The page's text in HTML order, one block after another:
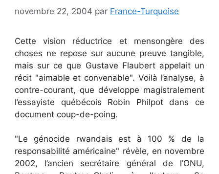
novembre 22, 2004 par France-Turquoise
Cette vision réductrice et mensongère des
choses ne repose sur aucune preuve tangible,
mais sur ce que Gustave Flaubert appelait un
récit "aimable et convenable". Voilà l’analyse, à
contre-courant, que développe magistralement
l’essayiste québécois Robin Philpot dans ce
document coup-de-poing.
"Le génocide rwandais est à 100 % de la
responsabilité américaine" révèle, en novembre
2002, l’ancien secrétaire général de l’ONU,